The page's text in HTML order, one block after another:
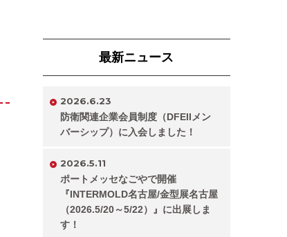
最新ニュース
2026.6.23
防衛関連企業会員制度（DFEIIメン
バーシップ）に入会しました！
2026.5.11
ポートメッセなごやで開催
『INTERMOLD名古屋/金型展名古屋
（2026.5/20～5/22）』に出展しま
す！